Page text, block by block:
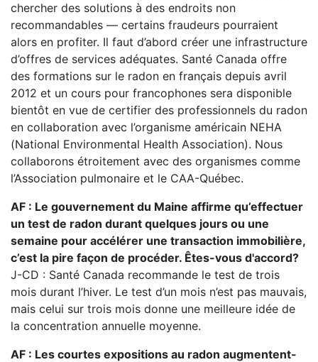
chercher des solutions à des endroits non
recommandables — certains fraudeurs pourraient
alors en profiter. Il faut d’abord créer une infrastructure
d’offres de services adéquates. Santé Canada offre
des formations sur le radon en français depuis avril
2012 et un cours pour francophones sera disponible
bientôt en vue de certifier des professionnels du radon
en collaboration avec l’organisme américain NEHA
(National Environmental Health Association). Nous
collaborons étroitement avec des organismes comme
l’Association pulmonaire et le CAA-Québec.
AF : Le gouvernement du Maine affirme qu’effectuer
un test de radon durant quelques jours ou une
semaine pour accélérer une transaction immobilière,
c’est la pire façon de procéder. Êtes-vous d'accord?
J-CD : Santé Canada recommande le test de trois
mois durant l’hiver. Le test d’un mois n’est pas mauvais,
mais celui sur trois mois donne une meilleure idée de
la concentration annuelle moyenne.
AF : Les courtes expositions au radon augmentent-